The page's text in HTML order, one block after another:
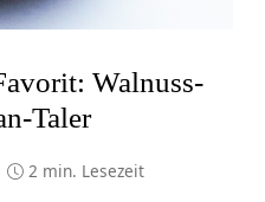
Walnuss-
Taler
2 min. Lesezeit